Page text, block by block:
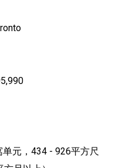
元，434 - 926平方尺